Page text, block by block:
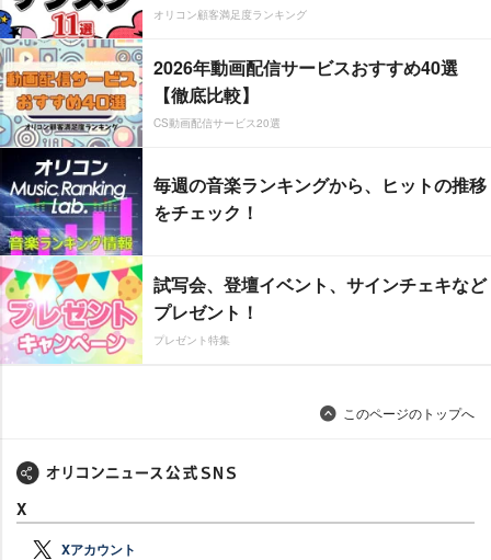
オリコン顧客満足度ランキング
2026年動画配信サービスおすすめ40選
【徹底比較】
CS動画配信サービス20選
毎週の音楽ランキングから、ヒットの推移
をチェック！
試写会、登壇イベント、サインチェキなど
プレゼント！
プレゼント特集
このページのトップへ
X
Xアカウント